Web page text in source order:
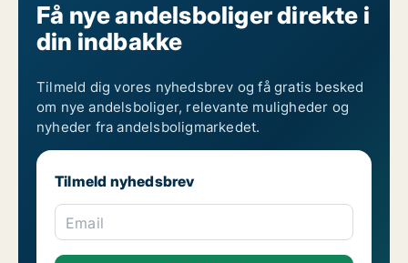
Få nye andelsboliger direkte i
din indbakke
Tilmeld dig vores nyhedsbrev og få gratis besked
om nye andelsboliger, relevante muligheder og
nyheder fra andelsboligmarkedet.
Tilmeld nyhedsbrev
Email